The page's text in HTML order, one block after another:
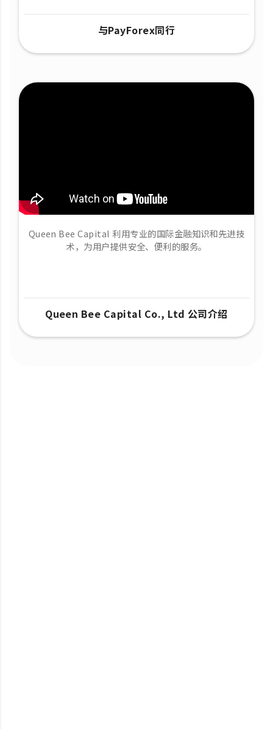
与PayForex同行
Queen Bee Capital 利用专业的国际金融知识和先进技
术，为用户提供安全、便利的服务。
Queen Bee Capital Co., Ltd 公司介绍